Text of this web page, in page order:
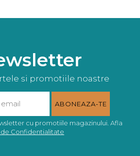
si promotiile noastre
cu promotiile magazinului. Afla
Confidentialitate